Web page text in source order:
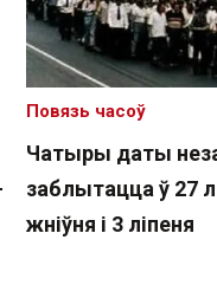
Спасылка без VPN
Чатыры даты
заблытацца ў 27
жніўня і 3 ліпеня
Повязь часоў